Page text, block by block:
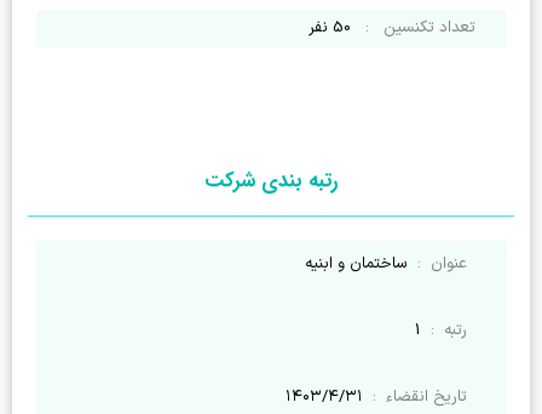
تعداد تکنسین :
50 نفر
رتبه بندی شرکت
عنوان : ساختمان و ابنیه
رتبه :
1
تاریخ انقضاء : ۱۴۰۳/۴/۳۱